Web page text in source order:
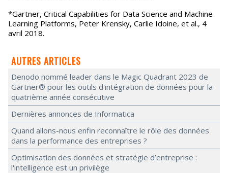
*Gartner, Critical Capabilities for Data Science and Machine
Learning Platforms, Peter Krensky, Carlie Idoine, et al., 4
avril 2018.
AUTRES ARTICLES
Denodo nommé leader dans le Magic Quadrant 2023 de
Gartner® pour les outils d'intégration de données pour la
quatrième année consécutive
Dernières annonces de Informatica
Quand allons-nous enfin reconnaître le rôle des données
dans la performance des entreprises ?
Optimisation des données et stratégie d’entreprise :
l'intelligence est un privilège